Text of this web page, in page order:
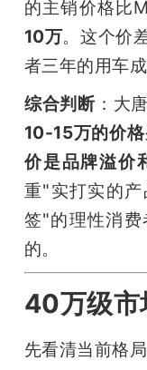
的主销价格比
10万。这个价
者三年的用车成
综合判断：大
10-15万的价
价是品牌溢价
重"实打实的
签"的理性消
的。
40万级市
先看清当前格局